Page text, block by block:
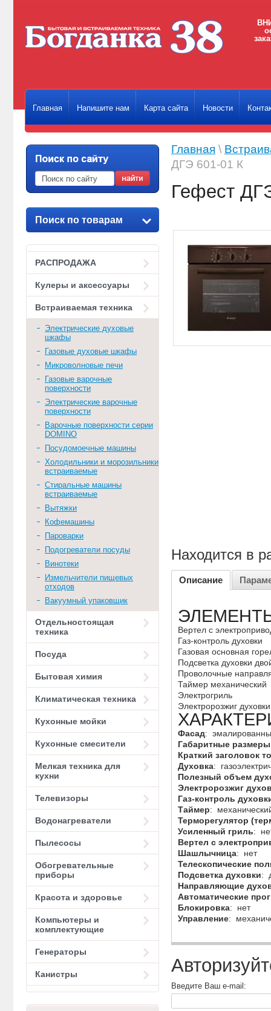
Главная Напишите нам Карта сайта Новости
Поиск по товарам
РАСПРОДАЖА
Кулеры и аксессуары
Встраиваемая техника
Электрические духовые
шкафы
Газовые духовые шкафы
Микроволновые печи
Газовые варочные
поверхности
Электрические варочные
поверхности
Варочные поверхности серии
DOMINO
Посудомоечные машины
Холодильники и морозильники
встраиваемые
Стиральные машины
встраиваемые
Вытяжки
Кофемашины
Пароварки
Подогреватели посуды
Винотеки
Измельчители пищевых
отходов
Вакуумный упаковщик
Отдельностоящая
техника
Посуда
Бытовая химия
Климатическая техника
Кухонные мойки
Кухонные смесители
Мелкая техника для
кухни
Телевизоры
Водонагреватели
Пылесосы
Обогревательные
приборы
Красота и здоровье
Компьютеры и
комплектующие
Генераторы
Канистры
Главная \
ДГЭ 601-01 К
Гефест
Находится в
Описание
Вертел с
Газ-контроль духовки
Газовая основная
Подсветка духовки
Проволочные
Таймер механический
Электрогриль
Электророзжиг
Фасад:
Габаритные
Краткий заголовок
Духовка:
Полезный объем
Электророзжиг
Газ-контроль
Таймер:
Терморегулятор
Усиленный гриль:
Вертел с
Шашлычница: нет
Телескопические
Подсветка духовки:
Направляющие
Автоматические
Блокировка: нет
Управление:
Введите Ваш e-mail: